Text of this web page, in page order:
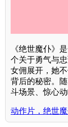
《绝世魔仆》
个关于勇气与
女佣展开，她
背后的秘密。
斗场景、惊心
动作片，绝世